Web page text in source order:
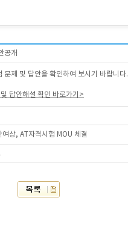
공개
문제 및 답안을 확인하여 보시기 바랍니다.
답안해설 확인 바로가기>
상, AT자격시험 MOU 체결